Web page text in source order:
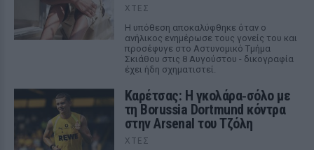
ΧΤΕΣ
Η υπόθεση αποκαλύφθηκε όταν ο
ανήλικος ενημέρωσε τους γονείς του και
προσέφυγε στο Αστυνομικό Τμήμα
Σκιάθου στις 8 Αυγούστου - δικογραφία
έχει ήδη σχηματιστεί.
Καρέτσας: Η γκολάρα‑σόλο με
τη Borussia Dortmund κόντρα
στην Arsenal του Τζόλη
ΧΤΕΣ